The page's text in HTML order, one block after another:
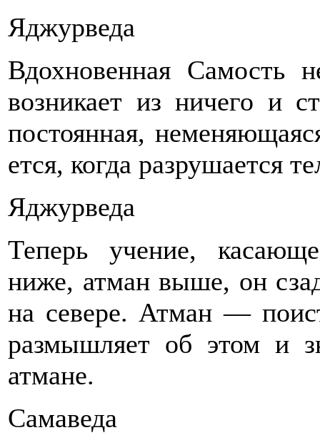
Яджурведа
Вдохновенная Самость
возникает из ничего и
постоянная,
ется, когда разрушается
Яджурведа
Теперь учение,
ниже, атман выше, он
на севере. Атман —
раз­мышляет об этом и
атмане.
Самаведа